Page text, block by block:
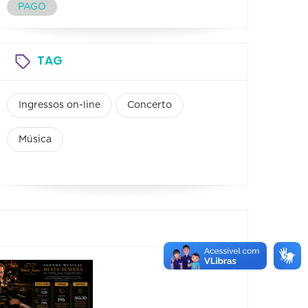
PAGO
TAG
Ingressos on-line Concerto
Música
Show: Edu
Show: